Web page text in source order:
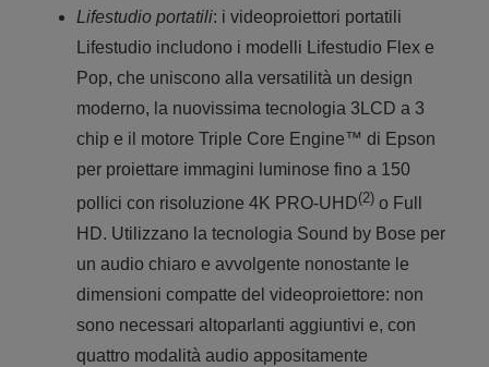
Lifestudio portatili: i videoproiettori portatili
Lifestudio includono i modelli Lifestudio Flex e
Pop, che uniscono alla versatilità un design
moderno, la nuovissima tecnologia 3LCD a 3
chip e il motore Triple Core Engine™ di Epson
per proiettare immagini luminose fino a 150
pollici con risoluzione 4K PRO-UHD(2)o Full
HD. Utilizzano la tecnologia Sound by Bose per
un audio chiaro e avvolgente nonostante le
dimensioni compatte del videoproiettore: non
sono necessari altoparlanti aggiuntivi e, con
quattro modalità audio appositamente